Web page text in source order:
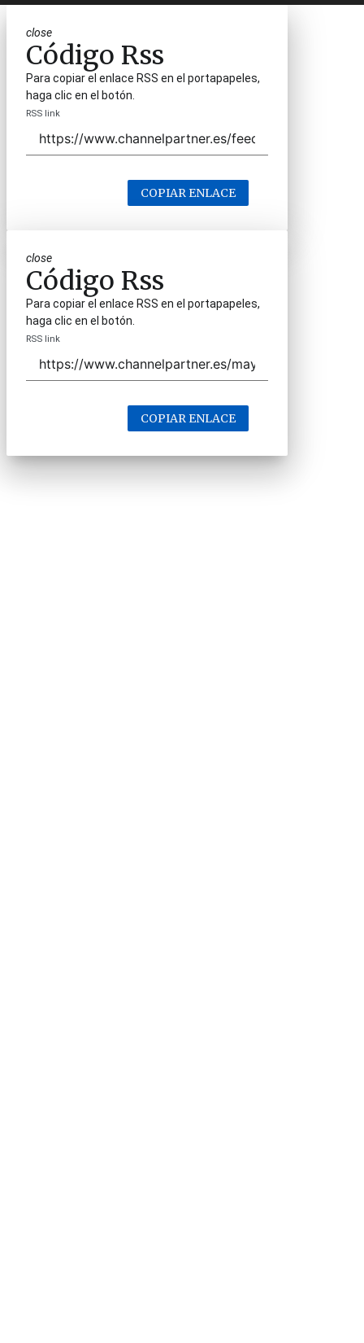
close
Código Rss
Para copiar el enlace RSS en el portapapeles,
haga clic en el botón.
RSS link
COPIAR ENLACE
close
Código Rss
Para copiar el enlace RSS en el portapapeles,
haga clic en el botón.
RSS link
COPIAR ENLACE